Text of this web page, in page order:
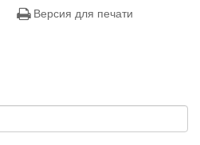
Версия для печати